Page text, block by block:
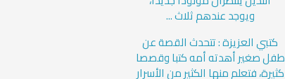
ويوجد عندهم ثلاث ...
كتبي العزيزة : تتحدث القصة عن
طفل صغير أهدته أمه كتبا وقصصا
كثيرة، فتعلم منها الكثير من الأسرار